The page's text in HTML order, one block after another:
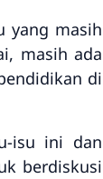
yang masih
masih ada
di
isu ini dan
berdiskusi